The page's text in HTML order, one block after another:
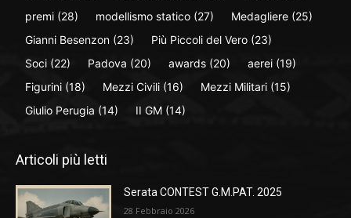
premi (28) modellismo statico (27) Medagliere (25)
Gianni Besenzon (23) Più Piccoli del Vero (23)
Soci (22) Padova (20) awards (20) aerei (19)
Figurini (18) Mezzi Civili (16) Mezzi Militari (15)
Giulio Perugia (14) II GM (14)
Articoli più letti
Serata CONTEST G.M.PAT. 2025
28 Febbraio 2026